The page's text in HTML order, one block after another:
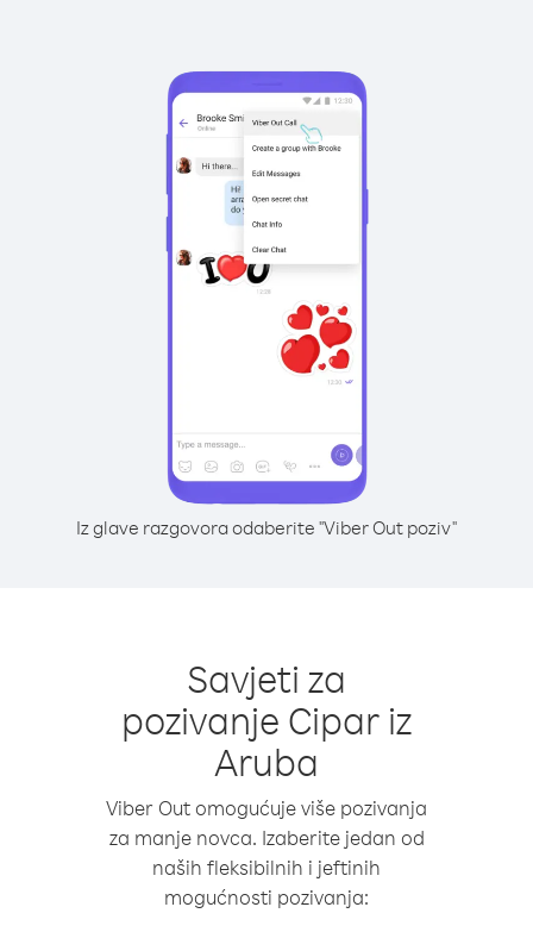
Iz glave razgovora odaberite "Viber Out poziv"
Savjeti za
pozivanje Cipar iz
Aruba
Viber Out omogućuje više pozivanja
za manje novca. Izaberite jedan od
naših fleksibilnih i jeftinih
mogućnosti pozivanja: